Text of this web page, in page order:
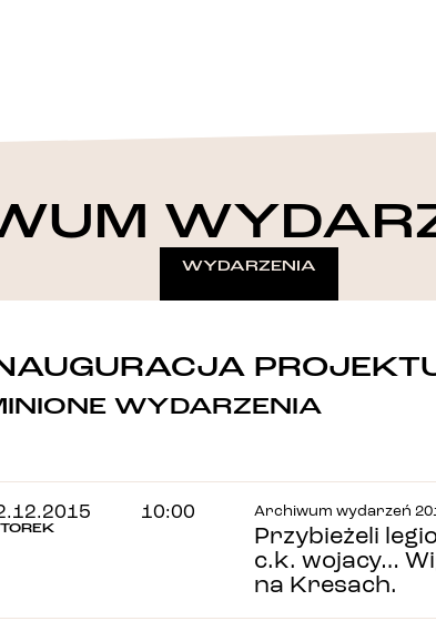
WYDARZENIA
WYDARZENIA
10:00 Archiwum wydarzeń
Przybieżeli
c.k. wojacy…
na Kresach.